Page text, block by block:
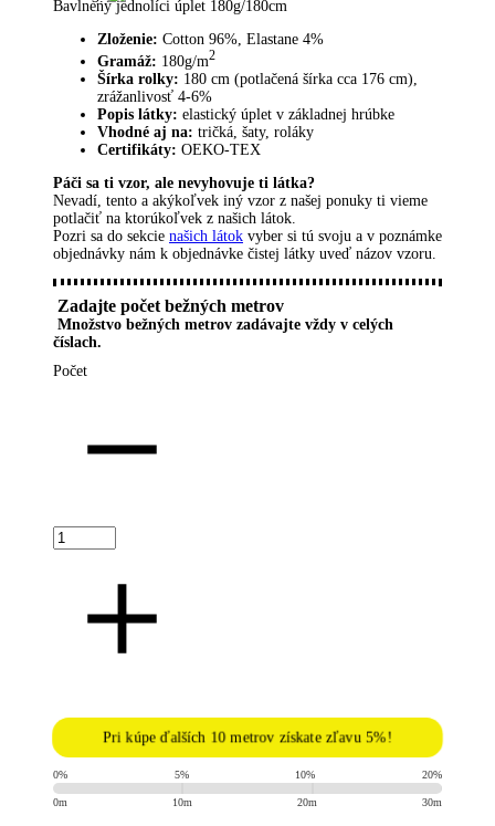
Bavlnený jednolíci úplet 180g/180cm
Zloženie: Cotton 96%, Elastane 4%
Gramáž: 180g/m2
Šírka rolky: 180 cm (potlačená šírka cca 176 cm),
zrážanlivosť 4-6%
Popis látky: elastický úplet v základnej hrúbke
Vhodné aj na: tričká, šaty, roláky
Certifikáty: OEKO-TEX
Páči sa ti vzor, ​​ale nevyhovuje ti látka?
Nevadí, tento a akýkoľvek iný vzor z našej ponuky ti vieme
potlačiť na ktorúkoľvek z našich látok.
Pozri sa do sekcie našich látok vyber si tú svoju a v poznámke
objednávky nám k objednávke čistej látky uveď názov vzoru.
Zadajte počet bežných metrov
Množstvo bežných metrov zadávajte vždy v celých
číslach.
Počet
Pri kúpe ďalších 10 metrov získate zľavu 5%!
0% 5% 10% 20%
0m 10m 20m 30m